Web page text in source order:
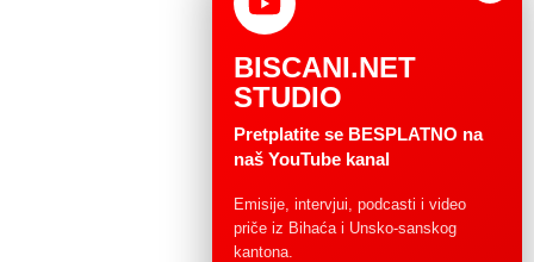
BISCANI.NET
STUDIO
Pretplatite se BESPLATNO na
naš YouTube kanal
Emisije, intervjui, podcasti i video
priče iz Bihaća i Unsko-sanskog
kantona.